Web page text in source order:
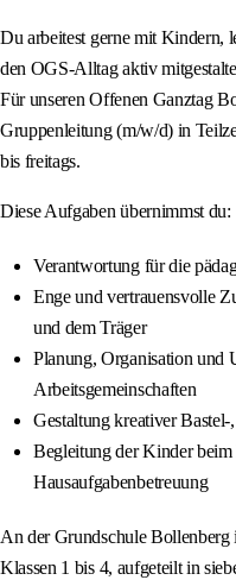
Du arbeitest gerne mit Kindern,
den OGS-Alltag aktiv
Für unseren Offenen Ganztag
Gruppenleitung (m/w/d) in
bis freitags.
Diese Aufgaben übernimmst du:
Verantwortung für die
Enge und vertrauensvolle
und dem Träger
Planung, Organisation und
Arbeitsgemeinschaften
Gestaltung kreativer
Begleitung der Kinder
Hausaufgabenbetreuung
An der Grundschule
Klassen 1 bis 4, aufgeteilt in